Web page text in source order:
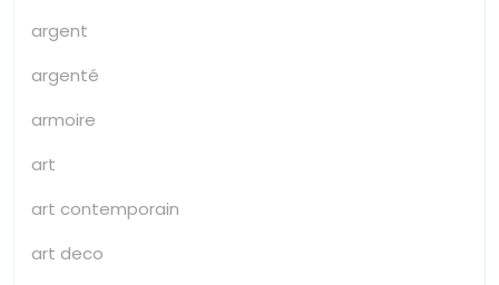
argent
argenté
armoire
art
art contemporain
art deco